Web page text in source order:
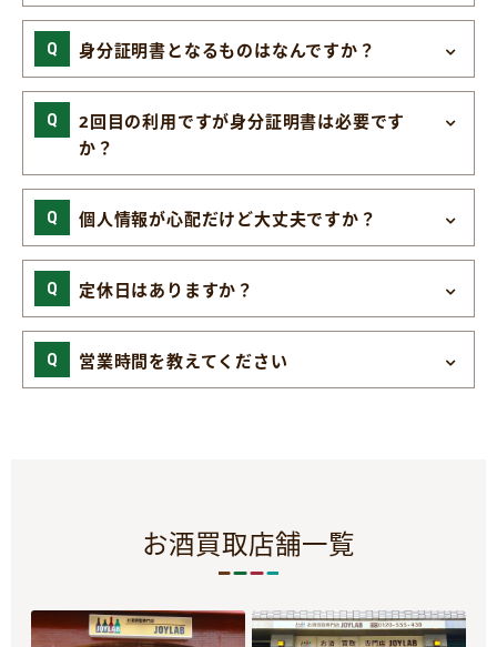
身分証明書となるものはなんですか？
2回目の利用ですが身分証明書は必要です
か？
個人情報が心配だけど大丈夫ですか？
定休日はありますか？
営業時間を教えてください
お酒買取店舗一覧